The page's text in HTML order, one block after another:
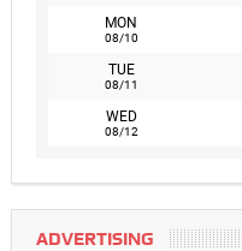
MON
08/10
TUE
08/11
WED
08/12
ADVERTISING